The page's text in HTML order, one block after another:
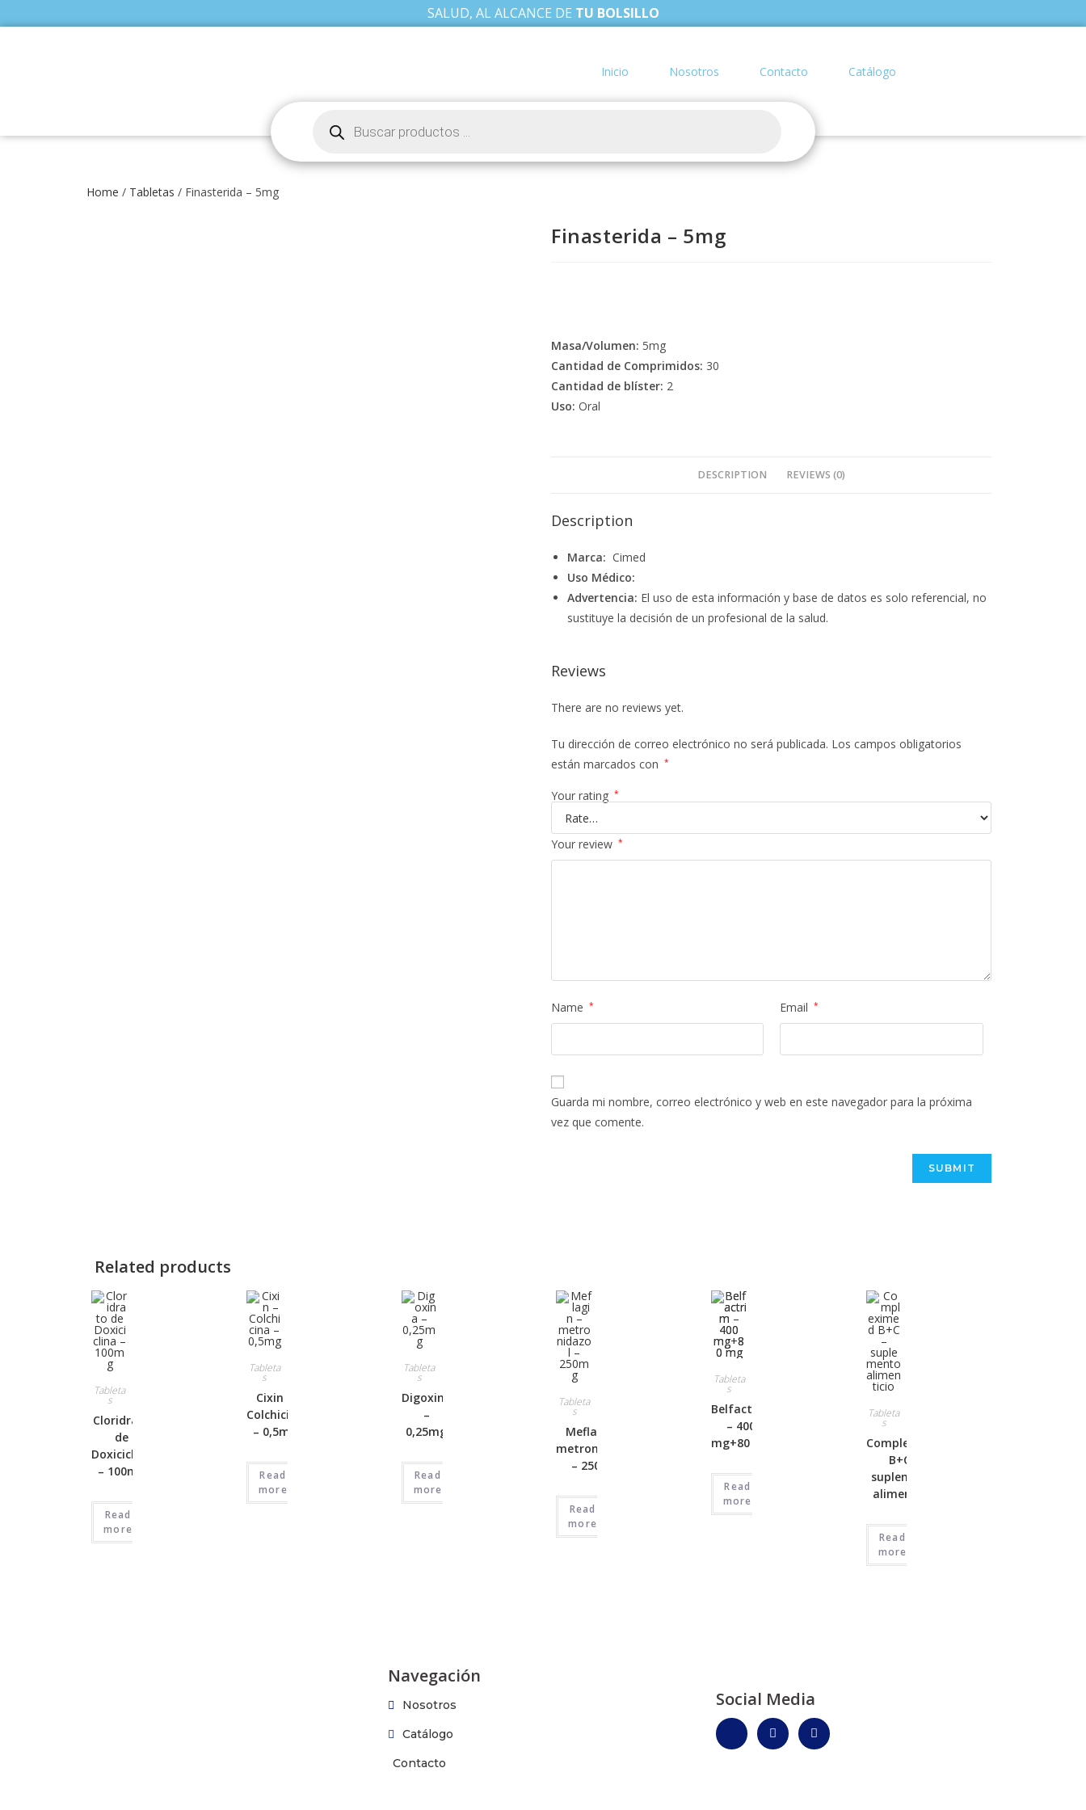
SALUD, AL ALCANCE DE TU BOLSILLO
Inicio Nosotros Contacto Catálogo
Home / Tabletas / Finasterida – 5mg
Finasterida – 5mg
Masa/Volumen: 5mg
Cantidad de Comprimidos: 30
Cantidad de blíster: 2
Uso: Oral
DESCRIPTION REVIEWS (0)
Description
Marca: Cimed
Uso Médico:
Advertencia: El uso de esta información y base de datos es solo referencial, no
sustituye la decisión de un profesional de la salud.
Reviews
There are no reviews yet.
Tu dirección de correo electrónico no será publicada. Los campos obligatorios
están marcados con *
Your rating *
Your review *
Name * Email *
Guarda mi nombre, correo electrónico y web en este navegador para la próxima
vez que comente.
Related products
Tableta
s
Cloridrato
de
Doxiciclina
– 100mg
Read
more
Tableta
s
Cixin –
Colchicina
– 0,5mg
Read
more
Tableta
s
Digoxina
–
0,25mg
Read
more
Tableta
s
Meflagin –
metronidazol
– 250mg
Read
more
Tableta
s
Belfactrim
– 400
mg+80 mg
Read
more
Tableta
s
Compleximed
B+C –
suplemento
alimenticio
Read
more
Navegación
Nosotros
Catálogo
Contacto
Social Media